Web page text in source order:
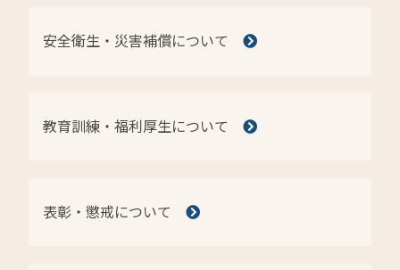
安全衛生・災害補償について
教育訓練・福利厚生について
表彰・懲戒について